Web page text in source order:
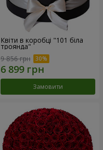
Квіти в коробці "101 біла
троянда"
9 856 грн
Замовити